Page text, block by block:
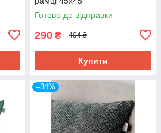
Готово до відправки
290 ₴ 494 ₴
Купити
–34%